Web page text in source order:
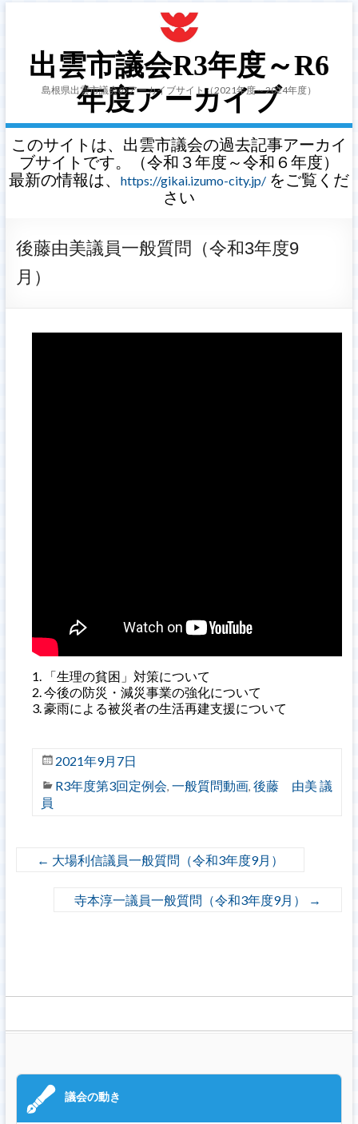
出雲市議会R3年度～R6
年度アーカイブ
島根県出雲市議会のアーカイブサイト（2021年度～2024年度）
このサイトは、出雲市議会の過去記事アーカイ
ブサイトです。（令和３年度～令和６年度）
最新の情報は、
https://gikai.izumo-city.jp/をご覧くだ
さい
後藤由美議員一般質問（令和3年度9
月）
「生理の貧困」対策について
今後の防災・減災事業の強化について
豪雨による被災者の生活再建支援について
2021年9月7日
R3年度第3回定例会, 一般質問動画, 後藤 由美 議
員
← 大場利信議員一般質問（令和3年度9月）
寺本淳一議員一般質問（令和3年度9月） →